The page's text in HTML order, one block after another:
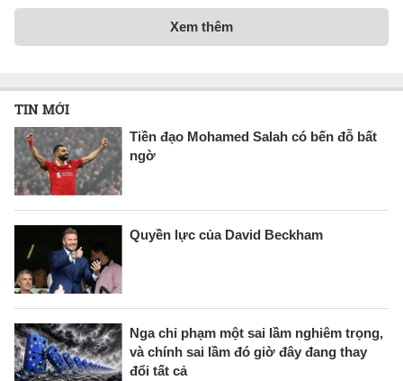
Xem thêm
TIN MỚI
Tiền đạo Mohamed Salah có bến đỗ bất
ngờ
Quyền lực của David Beckham
Nga chỉ phạm một sai lầm nghiêm trọng,
và chính sai lầm đó giờ đây đang thay
đổi tất cả